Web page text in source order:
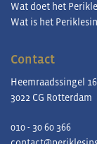
Wat doet het
Wat is het
Contact
Heemraadssingel
3022 CG Rotterdam
010 - 30 60 366